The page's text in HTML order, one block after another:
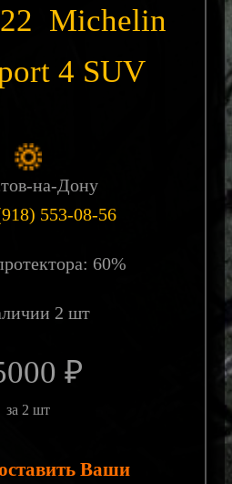
Michelin
4 SUV
на-Дону
553-08-56
60%
2 шт
₽
за 2 шт
Ваши